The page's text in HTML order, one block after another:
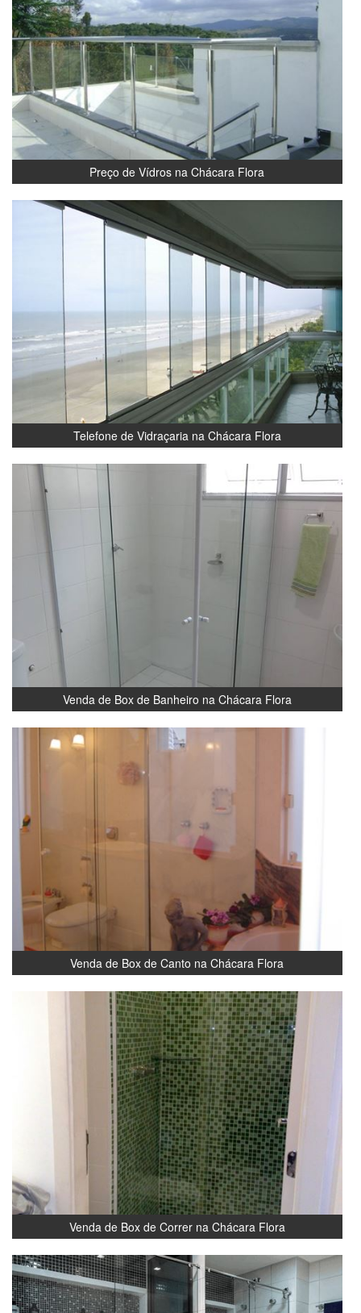
Preço de Vídros na Chácara Flora
Telefone de Vidraçaria na Chácara Flora
Venda de Box de Banheiro na Chácara Flora
Venda de Box de Canto na Chácara Flora
Venda de Box de Correr na Chácara Flora